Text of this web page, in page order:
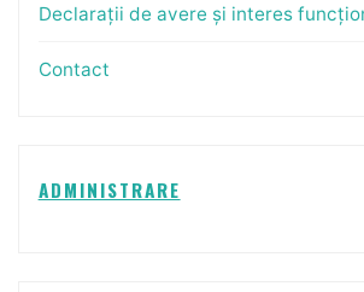
Declarații de avere și interes
Contact
ADMINISTRARE